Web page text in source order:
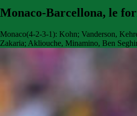
Monaco-Barcellona, le
Monaco(4-2-3-1): Kohn; Vanderson,
Zakaria; Akliouche, Minamino, Ben